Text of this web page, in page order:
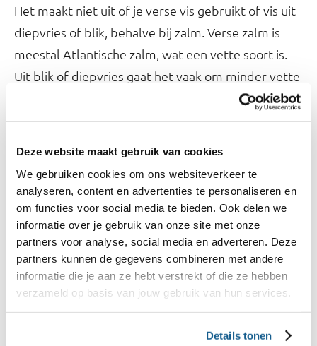
Deze website maakt gebruik van cookies
We gebruiken cookies om ons websiteverkeer te
analyseren, content en advertenties te personaliseren en
om functies voor social media te bieden. Ook delen we
informatie over je gebruik van onze site met onze
partners voor analyse, social media en adverteren. Deze
partners kunnen de gegevens combineren met andere
informatie die je aan ze hebt verstrekt of die ze hebben
verzameld op basis van jouw gebruik van hun services.
Details tonen
Het maakt niet uit of je verse vis gebruikt of vis uit
diepvries of blik, behalve bij zalm. Verse zalm is
meestal Atlantische zalm, wat een vette soort is.
Uit blik of diepvries gaat het vaak om minder vette
checken op het etiket. Gefrituurde vis, zoals
kibbeling en lekkerbekje, bevat ook meer dan 5
gram vet per 100 gram, maar dit is magere vis. Het
frituurvet zorgt ervoor dat het meer vet bevat.